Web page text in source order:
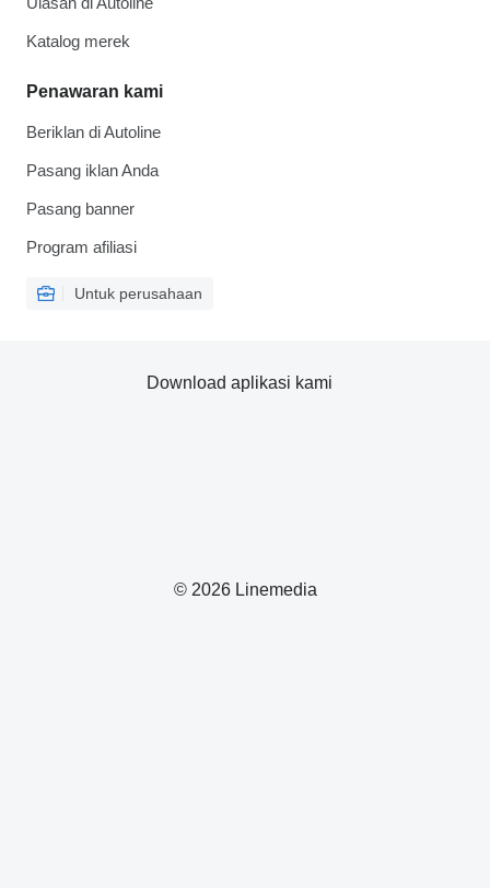
Katalog merek
Penawaran kami
Beriklan di Autoline
Pasang iklan Anda
Pasang banner
Program afiliasi
Untuk perusahaan
© 2026 Linemedia
Download aplikasi kami